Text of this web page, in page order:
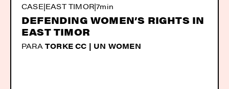
CASE|EAST TIMOR|7min
DEFENDING WOMEN’S RIGHTS IN
EAST TIMOR
PARA TORKE CC | UN WOMEN